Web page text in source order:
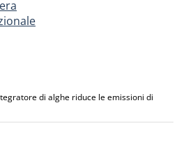
di alghe riduce le emissioni di